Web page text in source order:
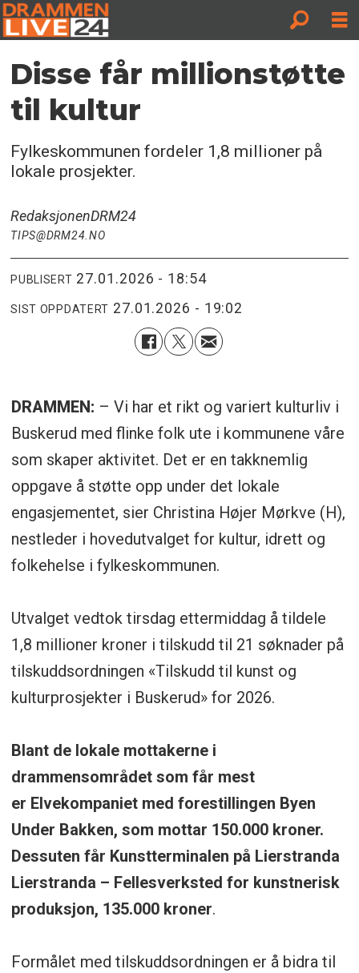
Disse får millionstøtte
til kultur
Fylkeskommunen fordeler 1,8 millioner på
lokale prosjekter.
RedaksjonenDRM24
TIPS@DRM24.NO
PUBLISERT 27.01.2026 - 18:54
SIST OPPDATERT 27.01.2026 - 19:02
DRAMMEN: – Vi har et rikt og variert kulturliv i
Buskerud med flinke folk ute i kommunene våre
som skaper aktivitet. Det er en takknemlig
oppgave å støtte opp under det lokale
engasjementet, sier Christina Højer Mørkve (H),
nestleder i hovedutvalget for kultur, idrett og
folkehelse i fylkeskommunen.
Utvalget vedtok tirsdag ettermiddag å tildele
1,8 millioner kroner i tilskudd til 21 søknader på
tilskuddsordningen «Tilskudd til kunst og
kulturprosjekter i Buskerud» for 2026.
Blant de lokale mottakerne i
drammensområdet som får mest
er Elvekompaniet med forestillingen Byen
Under Bakken, som mottar 150.000 kroner.
Dessuten får Kunstterminalen på Lierstranda
Lierstranda – Fellesverksted for kunstnerisk
produksjon, 135.000 kroner.
Formålet med tilskuddsordningen er å bidra til